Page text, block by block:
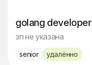
golang developer
зп не указана
senior удалённо